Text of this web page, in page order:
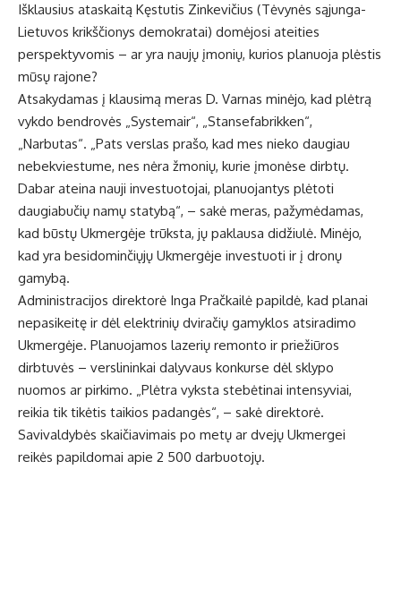
Išklausius ataskaitą Kęstutis Zinkevičius (Tėvynės sąjunga-
Lietuvos krikščionys demokratai) domėjosi ateities
perspektyvomis – ar yra naujų įmonių, kurios planuoja plėstis
mūsų rajone?
Atsakydamas į klausimą meras D. Varnas minėjo, kad plėtrą
vykdo bendrovės „Systemair“, „Stansefabrikken“,
„Narbutas“. „Pats verslas prašo, kad mes nieko daugiau
nebekviestume, nes nėra žmonių, kurie įmonėse dirbtų.
Dabar ateina nauji investuotojai, planuojantys plėtoti
daugiabučių namų statybą“, – sakė meras, pažymėdamas,
kad būstų Ukmergėje trūksta, jų paklausa didžiulė. Minėjo,
kad yra besidominčiųjų Ukmergėje investuoti ir į dronų
gamybą.
Administracijos direktorė Inga Pračkailė papildė, kad planai
nepasikeitę ir dėl elektrinių dviračių gamyklos atsiradimo
Ukmergėje. Planuojamos lazerių remonto ir priežiūros
dirbtuvės – verslininkai dalyvaus konkurse dėl sklypo
nuomos ar pirkimo. „Plėtra vyksta stebėtinai intensyviai,
reikia tik tikėtis taikios padangės“, – sakė direktorė.
Savivaldybės skaičiavimais po metų ar dvejų Ukmergei
reikės papildomai apie 2 500 darbuotojų.